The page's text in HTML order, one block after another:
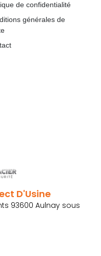
D'Usine
93600 Aulnay sous
de confidentialité
générales de